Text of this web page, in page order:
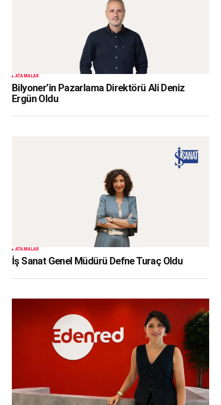
ATAMALAR
Bilyoner’in Pazarlama Direktörü Ali Deniz
Ergün Oldu
ATAMALAR
İş Sanat Genel Müdürü Defne Turaç Oldu